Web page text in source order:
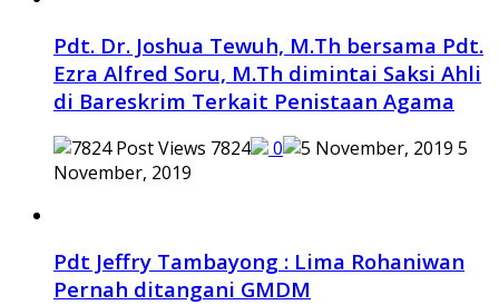
Pdt. Dr. Joshua Tewuh, M.Th bersama Pdt.
Ezra Alfred Soru, M.Th dimintai Saksi Ahli
di Bareskrim Terkait Penistaan Agama
7824 0
5
November, 2019
Pdt Jeffry Tambayong : Lima Rohaniwan
Pernah ditangani GMDM